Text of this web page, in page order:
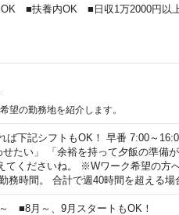
■扶養内OK ■日収1万2000円以
の勤務地を紹介します。
ば下記シフトもOK！ 早番 7:00～
たい」 「余裕を持って夕飯の準備
てくださいね。 ※Wワーク希望の方
時間。 合計で週40時間を超える場
■8月～、9月スタートもOK！